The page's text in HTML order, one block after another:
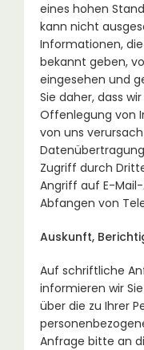
eines hohen
kann nicht
Informationen,
bekannt geben,
eingesehen und
Sie daher, dass
Offenlegung von
von uns
Zugriff durch
Angriff auf E-
Abfangen von
Auskunft,
Auf schriftliche
informieren wir
über die zu Ihrer
Anfrage bitte an